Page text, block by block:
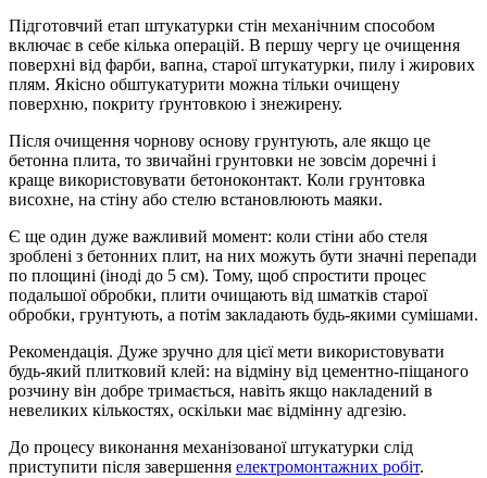
Підготовчий етап штукатурки стін механічним способом
включає в себе кілька операцій. В першу чергу це очищення
поверхні від фарби, вапна, старої штукатурки, пилу і жирових
плям. Якісно обштукатурити можна тільки очищену
поверхню, покриту ґрунтовкою і знежирену.
Після очищення чорнову основу грунтують, але якщо це
бетонна плита, то звичайні грунтовки не зовсім доречні і
краще використовувати бетоноконтакт. Коли грунтовка
висохне, на стіну або стелю встановлюють маяки.
Є ще один дуже важливий момент: коли стіни або стеля
зроблені з бетонних плит, на них можуть бути значні перепади
по площині (іноді до 5 см). Тому, щоб спростити процес
подальшої обробки, плити очищають від шматків старої
обробки, грунтують, а потім закладають будь-якими сумішами.
Рекомендація. Дуже зручно для цієї мети використовувати
будь-який плитковий клей: на відміну від цементно-піщаного
розчину він добре тримається, навіть якщо накладений в
невеликих кількостях, оскільки має відмінну адгезію.
До процесу виконання механізованої штукатурки слід
приступити після завершення електромонтажних робіт.